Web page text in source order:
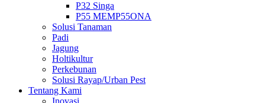
P32 Singa
P55 MEMP55ONA
Solusi Tanaman
Padi
Jagung
Holtikultur
Perkebunan
Solusi Rayap/Urban Pest
Tentang Kami